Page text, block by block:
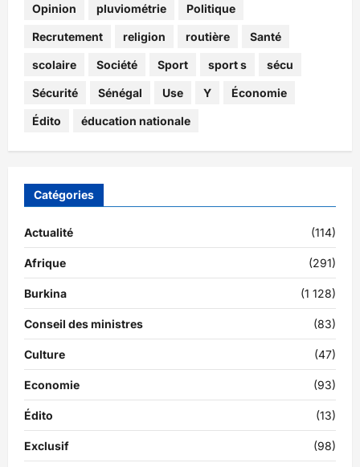
Opinion pluviométrie Politique
Recrutement religion routière Santé
scolaire Société Sport sport s sécu
Sécurité Sénégal Use Y Économie
Édito éducation nationale
Catégories
Actualité (114)
Afrique (291)
Burkina (1 128)
Conseil des ministres (83)
Culture (47)
Economie (93)
Édito (13)
Exclusif (98)